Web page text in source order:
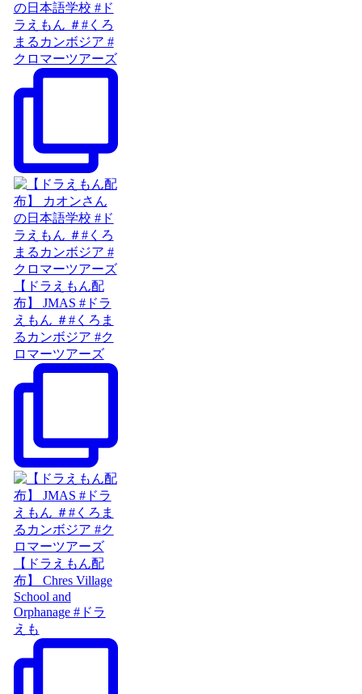
の日本語学校 #ド
ラえもん ＃#くろ
まるカンボジア #
クロマーツアーズ
【ドラえもん配
布】 JMAS #ドラ
えもん ＃#くろま
るカンボジア #ク
ロマーツアーズ
【ドラえもん配
布】 Chres Village
School and
Orphanage #ドラ
えも